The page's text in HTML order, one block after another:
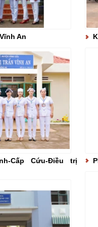
An
Cấp Cứu-Điều trị